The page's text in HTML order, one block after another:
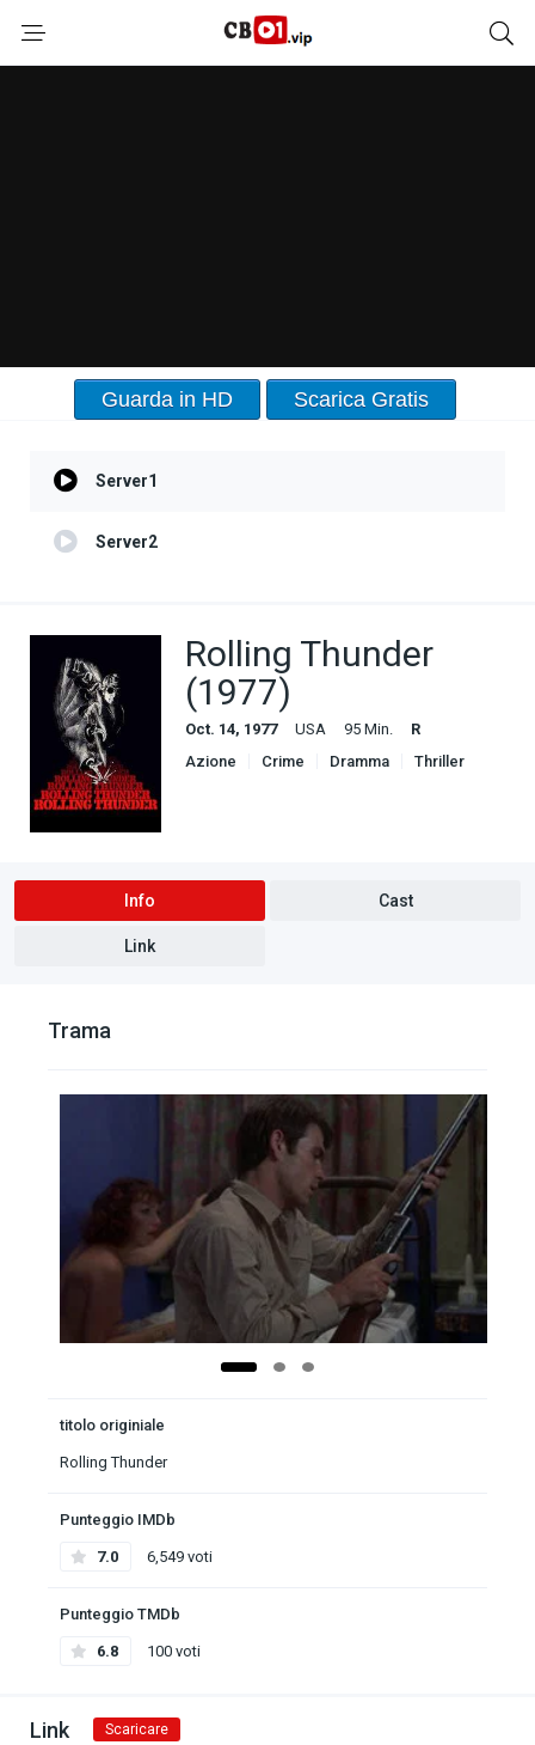
Guarda in HD Scarica Gratis
Server1
Server2
Rolling Thunder
(1977)
Oct. 14, 1977 USA 95 Min.
R
Azione
Crime Dramma Thriller
Info Cast
Link
Trama
titolo originiale
Rolling Thunder
Punteggio IMDb
7.0 6,549 voti
Punteggio TMDb
6.8 100 voti
Link Scaricare